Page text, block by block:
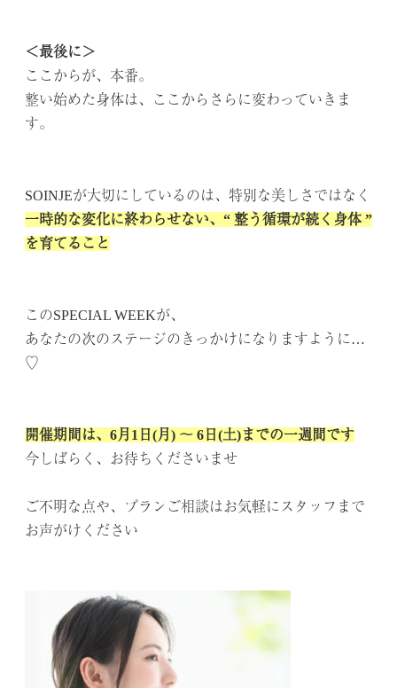
＜最後に＞
ここからが、本番。
整い始めた身体は、ここからさらに変わっていきま
す。
SOINJEが大切にしているのは、特別な美しさではなく
一時的な変化に終わらせない、“ 整う循環が続く身体 ”
を育てること
このSPECIAL WEEKが、
あなたの次のステージのきっかけになりますように…
♡
開催期間は、6月1日(月) ～ 6日(土)までの一週間です
今しばらく、お待ちくださいませ
ご不明な点や、プランご相談はお気軽にスタッフまで
お声がけください